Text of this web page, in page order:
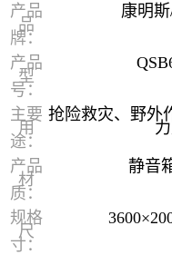
产品
品
牌：
康明
产品
型
号：
主要
用
途：
抢险救灾、野外
产品
材
质：
静音
规格
尺
寸：